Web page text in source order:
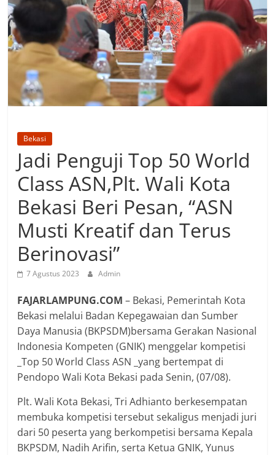
Bekasi
Jadi Penguji Top 50 World
Class ASN,Plt. Wali Kota
Bekasi Beri Pesan, “ASN
Musti Kreatif dan Terus
Berinovasi”
7 Agustus 2023 Admin
FAJARLAMPUNG.COM – Bekasi, Pemerintah Kota
Bekasi melalui Badan Kepegawaian dan Sumber
Daya Manusia (BKPSDM)bersama Gerakan Nasional
Indonesia Kompeten (GNIK) menggelar kompetisi
_Top 50 World Class ASN _yang bertempat di
Pendopo Wali Kota Bekasi pada Senin, (07/08).
Plt. Wali Kota Bekasi, Tri Adhianto berkesempatan
membuka kompetisi tersebut sekaligus menjadi juri
dari 50 peserta yang berkompetisi bersama Kepala
BKPSDM, Nadih Arifin, serta Ketua GNIK, Yunus